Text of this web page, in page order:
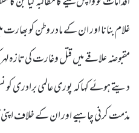
غلام بنانا اور ان کے مادر وطن کو
مقبوضہ علاقے میں قتل وغارت کی تازہ
دیتے ہوئے کہا کہ پوری عالمی برادری
مذمت کرنی چاہیے اور ان کے خلاف